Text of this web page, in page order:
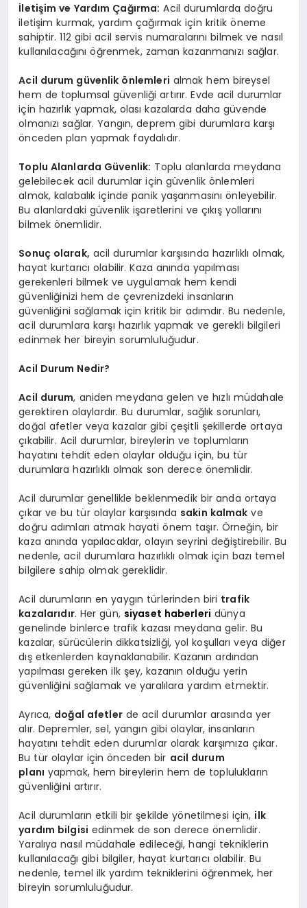
İletişim ve Yardım Çağırma: Acil durumlarda doğru
iletişim kurmak, yardım çağırmak için kritik öneme
sahiptir. 112 gibi acil servis numaralarını bilmek ve nasıl
kullanılacağını öğrenmek, zaman kazanmanızı sağlar.
Acil durum güvenlik önlemleri almak hem bireysel
hem de toplumsal güvenliği artırır. Evde acil durumlar
için hazırlık yapmak, olası kazalarda daha güvende
olmanızı sağlar. Yangın, deprem gibi durumlara karşı
önceden plan yapmak faydalıdır.
Toplu Alanlarda Güvenlik: Toplu alanlarda meydana
gelebilecek acil durumlar için güvenlik önlemleri
almak, kalabalık içinde panik yaşanmasını önleyebilir.
Bu alanlardaki güvenlik işaretlerini ve çıkış yollarını
bilmek önemlidir.
Sonuç olarak, acil durumlar karşısında hazırlıklı olmak,
hayat kurtarıcı olabilir. Kaza anında yapılması
gerekenleri bilmek ve uygulamak hem kendi
güvenliğinizi hem de çevrenizdeki insanların
güvenliğini sağlamak için kritik bir adımdır. Bu nedenle,
acil durumlara karşı hazırlık yapmak ve gerekli bilgileri
edinmek her bireyin sorumluluğudur.
Acil Durum Nedir?
Acil durum, aniden meydana gelen ve hızlı müdahale
gerektiren olaylardır. Bu durumlar, sağlık sorunları,
doğal afetler veya kazalar gibi çeşitli şekillerde ortaya
çıkabilir. Acil durumlar, bireylerin ve toplumların
hayatını tehdit eden olaylar olduğu için, bu tür
durumlara hazırlıklı olmak son derece önemlidir.
Acil durumlar genellikle beklenmedik bir anda ortaya
çıkar ve bu tür olaylar karşısında sakin kalmak ve
doğru adımları atmak hayati önem taşır. Örneğin, bir
kaza anında yapılacaklar, olayın seyrini değiştirebilir. Bu
nedenle, acil durumlara hazırlıklı olmak için bazı temel
bilgilere sahip olmak gereklidir.
Acil durumların en yaygın türlerinden biri trafik
kazalarıdır. Her gün, siyaset haberleri dünya
genelinde binlerce trafik kazası meydana gelir. Bu
kazalar, sürücülerin dikkatsizliği, yol koşulları veya diğer
dış etkenlerden kaynaklanabilir. Kazanın ardından
yapılması gereken ilk şey, kazanın olduğu yerin
güvenliğini sağlamak ve yaralılara yardım etmektir.
Ayrıca, doğal afetlerde acil durumlar arasında yer
alır. Depremler, sel, yangın gibi olaylar, insanların
hayatını tehdit eden durumlar olarak karşımıza çıkar.
Bu tür olaylar için önceden bir acil durum
planı yapmak, hem bireylerin hem de toplulukların
güvenliğini artırır.
Acil durumların etkili bir şekilde yönetilmesi için, ilk
yardım bilgisi edinmek de son derece önemlidir.
Yaralıya nasıl müdahale edileceği, hangi tekniklerin
kullanılacağı gibi bilgiler, hayat kurtarıcı olabilir. Bu
nedenle, temel ilk yardım tekniklerini öğrenmek, her
bireyin sorumluluğudur.